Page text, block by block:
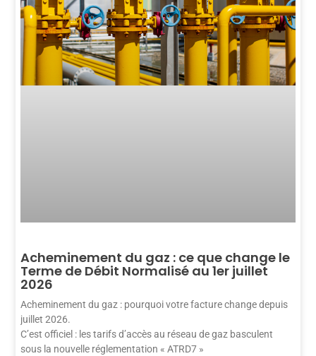
Acheminement du gaz : ce que change le
Terme de Débit Normalisé au 1er juillet
2026
Acheminement du gaz : pourquoi votre facture change depuis
juillet 2026.
C’est officiel : les tarifs d’accès au réseau de gaz basculent
sous la nouvelle réglementation « ATRD7 »